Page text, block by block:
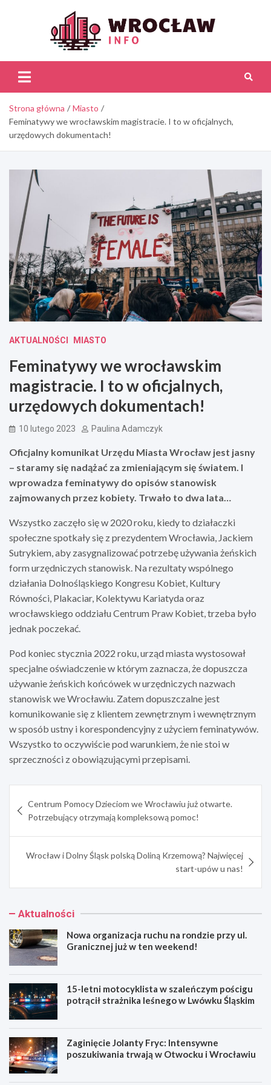
Strona główna
Miasto
Feminatywy we wrocławskim magistracie. I to w oficjalnych,
urzędowych dokumentach!
AKTUALNOŚCI MIASTO
Feminatywy we wrocławskim
magistracie. I to w oficjalnych,
urzędowych dokumentach!
10 lutego 2023 Paulina Adamczyk
Oficjalny komunikat Urzędu Miasta Wrocław jest jasny
– staramy się nadążać za zmieniającym się światem. I
wprowadza feminatywy do opisów stanowisk
zajmowanych przez kobiety. Trwało to dwa lata…
Wszystko zaczęło się w 2020 roku, kiedy to działaczki
społeczne spotkały się z prezydentem Wrocławia, Jackiem
Sutrykiem, aby zasygnalizować potrzebę używania żeńskich
form urzędniczych stanowisk. Na rezultaty wspólnego
działania Dolnośląskiego Kongresu Kobiet, Kultury
Równości, Plakaciar, Kolektywu Kariatyda oraz
wrocławskiego oddziału Centrum Praw Kobiet, trzeba było
jednak poczekać.
Pod koniec stycznia 2022 roku, urząd miasta wystosował
specjalne oświadczenie w którym zaznacza, że dopuszcza
używanie żeńskich końcówek w urzędniczych nazwach
stanowisk we Wrocławiu. Zatem dopuszczalne jest
komunikowanie się z klientem zewnętrznym i wewnętrznym
w sposób ustny i korespondencyjny z użyciem feminatywów.
Wszystko to oczywiście pod warunkiem, że nie stoi w
sprzeczności z obowiązującymi przepisami.
wpisu
Centrum Pomocy Dzieciom we Wrocławiu już otwarte.
Potrzebujący otrzymają kompleksową pomoc!
Wrocław i Dolny Śląsk polską Doliną Krzemową? Najwięcej
start-upów u nas!
Aktualności
Nowa organizacja ruchu na rondzie przy ul.
Granicznej już w ten weekend!
15-letni motocyklista w szaleńczym pościgu
potrącił strażnika leśnego w Lwówku Śląskim
Zaginięcie Jolanty Fryc: Intensywne
poszukiwania trwają w Otwocku i Wrocławiu